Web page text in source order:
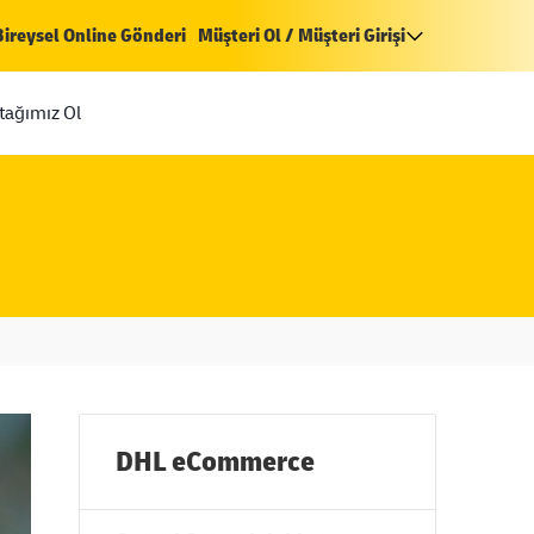
Online Gönderi Müşteri Ol / Müşteri Girişi
Ol
DHL eCommerce